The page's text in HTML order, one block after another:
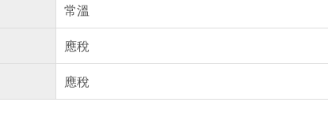
常溫
應稅
應稅